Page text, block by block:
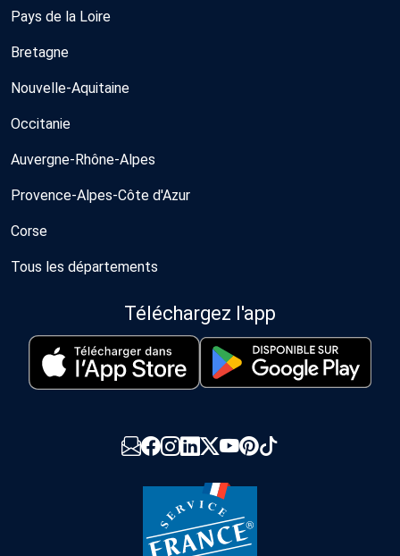
Pays de la Loire
Bretagne
Nouvelle-Aquitaine
Occitanie
Auvergne-Rhône-Alpes
Provence-Alpes-Côte d'Azur
Corse
Tous les départements
Téléchargez l'app